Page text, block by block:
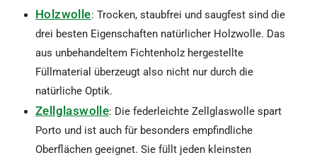
Holzwolle: Trocken, staubfrei und saugfest sind die
drei besten Eigenschaften natürlicher Holzwolle. Das
aus unbehandeltem Fichtenholz hergestellte
Füllmaterial überzeugt also nicht nur durch die
natürliche Optik.
Zellglaswolle: Die federleichte Zellglaswolle spart
Porto und ist auch für besonders empfindliche
Oberflächen geeignet. Sie füllt jeden kleinsten